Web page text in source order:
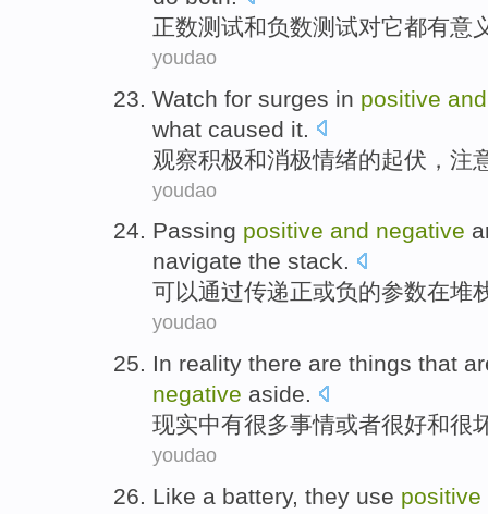
正数测试和负数测试对它都有意
youdao
Watch for surges in positive and
what caused it
观察积极和消极情绪的起伏 ， 注
youdao
Passing positive and negative
navigate the stack.
可以通过传递正或负的参数在堆
youdao
In reality there are things that
negative aside.
现实中有很多事情或者很好和很
youdao
Like a battery, they use positive